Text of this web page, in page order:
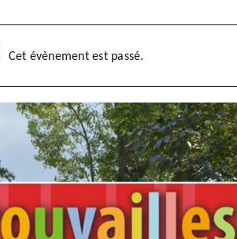
Cet évènement est passé.